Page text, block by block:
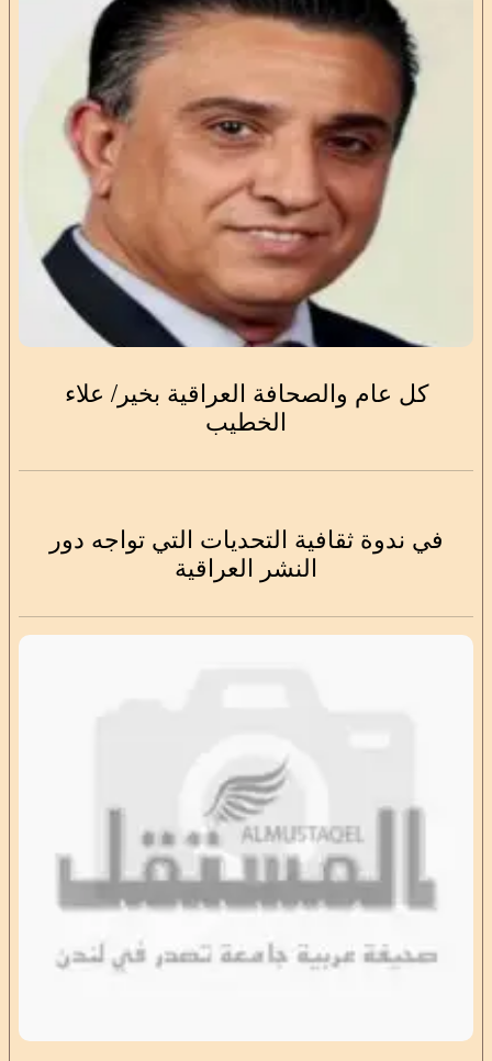
كل عام والصحافة العراقية بخير/ علاء
الخطيب
في ندوة ثقافية التحديات التي تواجه دور
النشر العراقية